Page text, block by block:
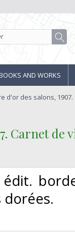
AND WORKS
d'or des salons,
Carnet de
édit.